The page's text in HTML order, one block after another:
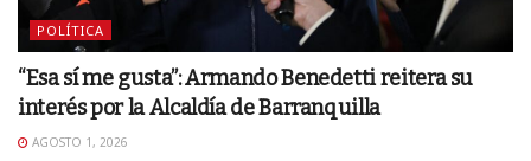
POLÍTICA
“Esa sí me gusta”: Armando Benedetti reitera su
interés por la Alcaldía de Barranquilla
AGOSTO 1, 2026